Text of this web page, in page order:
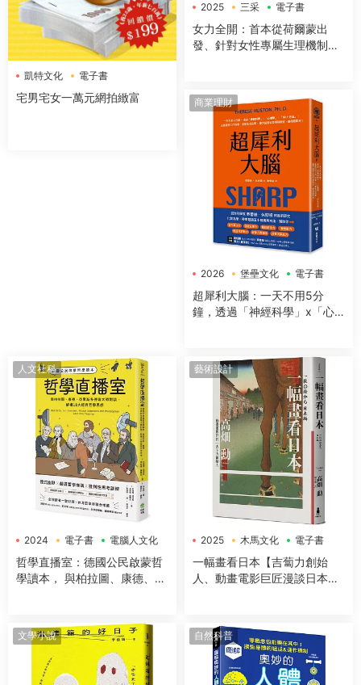
凱特文化 電子書
宅男宅女一萬元網拍緻富
2025 三采 電子書
女力全開：首本從荷爾蒙出
發、針對女性專屬生理機制與
商業理財
2026 堡壘文化 電子書
超犀利大腦：一天不用5分
鐘，透過「神經科學」x「心
讓大腦潛能發揮到極緻，變得
超犀利！
人文社科
2024 電子書 電腦人文化
哲學直播室：德國公民啟蒙哲
學讀本， 與柏拉圖、康德、亞
藝術設計
2025 木馬文化 電子書
一幅畫看日本【吉蔔力創始
人、動畫電影巨匠漫談日本傳
文學小說 自然科普